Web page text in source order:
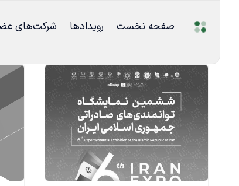
صفحه نخست رویدادها شرکت‌های